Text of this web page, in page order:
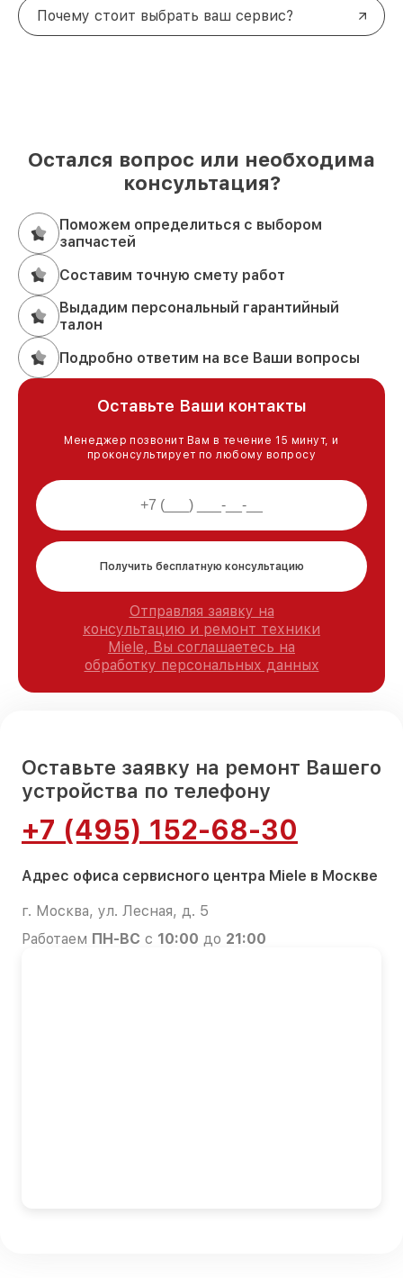
Почему стоит выбрать ваш сервис?
Остался вопрос или необходима
консультация?
Поможем определиться с выбором
запчастей
Составим точную смету работ
Выдадим персональный гарантийный
талон
Подробно ответим на все Ваши вопросы
Оставьте Ваши контакты
Менеджер позвонит Вам в течение 15 минут, и
проконсультирует по любому вопросу
Получить бесплатную консультацию
Отправляя заявку на
консультацию и ремонт техники
Miele, Вы соглашаетесь на
обработку персональных данных
Оставьте заявку на ремонт Вашего
устройства по телефону
+7 (495) 152-68-30
Адрес офиса сервисного центра Miele в Москве
г. Москва, ул. Лесная, д. 5
Работаем ПН-ВС с 10:00 до 21:00